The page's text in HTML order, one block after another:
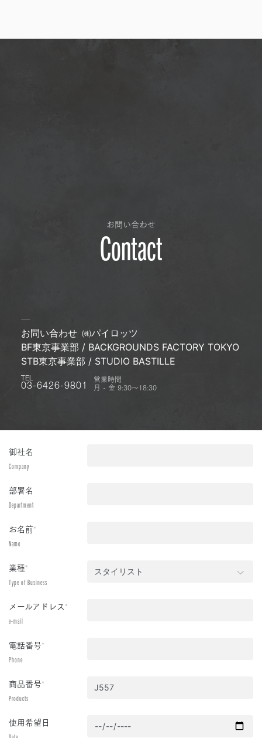
お問い合わせ
Contact
お問い合わせ ㈱パイロッツ
BF東京事業部 / BACKGROUNDS FACTORY TOKYO
STB東京事業部 / STUDIO BASTILLE
TEL
03-6426-9801
営業時間
月 - 金 9:30〜18:30
御社名
Company
部署名
Department
お名前*
Name
業種*
Type of Business
メールアドレス*
e-mail
電話番号*
Phone
商品番号*
Products
使用希望日